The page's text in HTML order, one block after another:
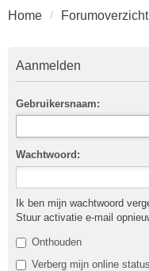
Home Forumoverzicht
Aanmelden
Gebruikersnaam:
Wachtwoord:
Ik ben mijn wachtwoord
Stuur activatie e-mail
Onthouden
Verberg mijn online